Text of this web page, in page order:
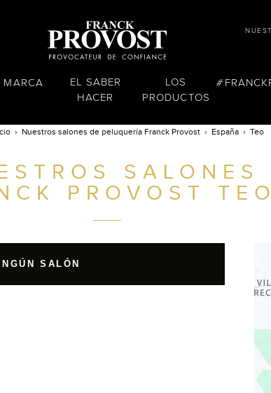
MARCA
EL SABER
HACER
LOS
PRODUCTOS
Nuestros salones de peluquería Franck Provost España Teo
SALONES
PROVOST
TEO
SALÓN